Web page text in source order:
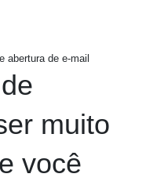
abertura de e-mail
muito
você